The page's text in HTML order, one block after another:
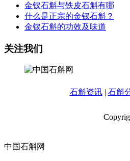
金钗石斛与铁皮石斛有哪
什么是正宗的金钗石斛？
金钗石斛的功效及味道
关注我们
石斛资讯| 石斛
中国石斛网